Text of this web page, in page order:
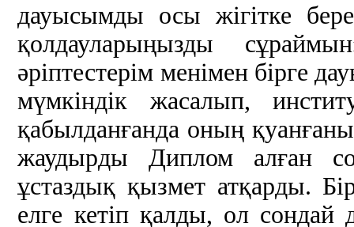
дауысымды осы жігітке
қолдауларыңызды
әріптестерім менімен бірге
мүмкіндік жасалып,
қабылданғанда оның
жаудырды Диплом алған
ұстаздық қызмет атқарды. Бір
елге кетіп қалды, ол